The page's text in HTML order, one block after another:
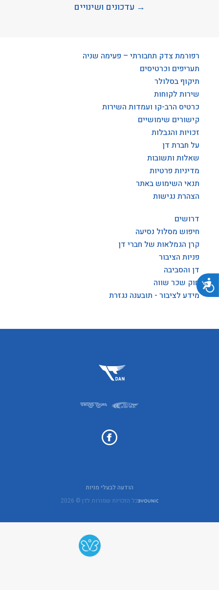
נגישות
→ עדכונים ושינויים
רפורמת צדק תחבורתי – פעימה שניה
תעריפים וכרטיסים
תיקוף בסלולר
שירות לקוחות
כרטיס הרב-קו ועמדות השירות
קישורים שימושיים
זכויות והגבלות
על חברת דן
שאלות ותשובות
מדיניות פרטיות
תנאי השימוש באתר
הצהרת נגישות
דרושים
חיפוש מסלול נסיעה
קרן הגמלאות של חברי דן
פניות הציבור
דן והסביבה
חוק שכר שווה
מידע לציבור - תובענה נגזרת
הודעה לבעלי מניות
כל הזכויות שמורות לדן © 2026